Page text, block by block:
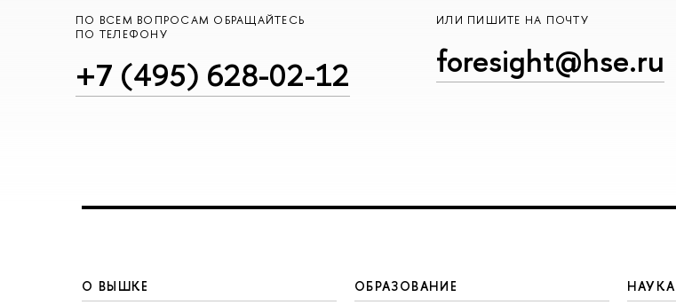
ПО ВСЕМ ВОПРОСАМ ОБРАЩАЙТЕСЬ
ПО ТЕЛЕФОНУ
+7 (495) 628-02-12
ИЛИ ПИШИТЕ НА ПОЧТУ
foresight@hse.ru
О ВЫШКЕ
ОБРАЗОВАНИЕ
НАУКА